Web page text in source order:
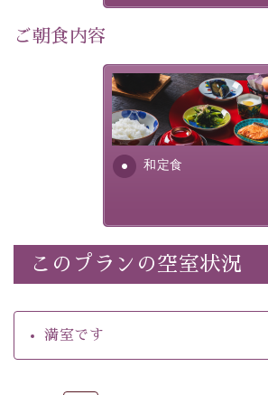
・館内フリーWi-Fi
・駐車場完備
・個室料亭で個室食
・朝食はこだわりの味噌汁をはじめ
■お座敷風呂（大浴場）
温泉の成分に合わせ、防菌防カビの
※男性大浴場までのご移動には階段が
ご了承のほどお願いいたします。
ご朝食内容
和定食
さっぱりとした和食膳
れる食材は、諏訪の名
ふんだんに取り入れ、
安全を心掛けた長野県
このプランの空室状況
満室です